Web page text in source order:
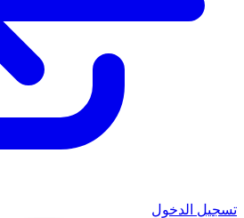
تسجيل الدخول